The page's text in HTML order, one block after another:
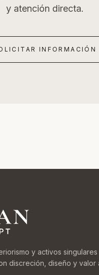
y atención directa.
INFORMACIÓN
y activos singulares
discreción, diseño y valor